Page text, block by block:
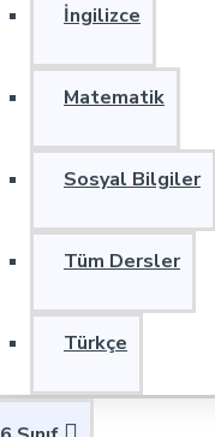
İngilizce
Matematik
Sosyal Bilgiler
Tüm Dersler
Türkçe